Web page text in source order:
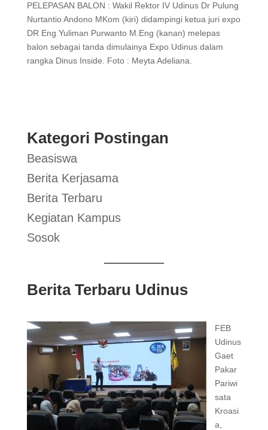
PELEPASAN BALON : Wakil Rektor IV Udinus Dr Pulung
Nurtantio Andono MKom (kiri) didampingi ketua juri expo
DR Eng Yuliman Purwanto M.Eng (kanan) melepas
balon sebagai tanda dimulainya Expo Udinus dalam
rangka Dinus Inside. Foto : Meyta Adeliana.
Kategori Postingan
Beasiswa
Berita Kerjasama
Berita Terbaru
Kegiatan Kampus
Sosok
Berita Terbaru Udinus
FEB
Udinus
Gaet
Pakar
Pariwi
sata
Kroasi
a,